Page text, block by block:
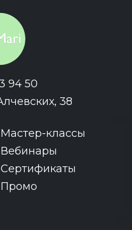
94 50
38
Мастер-классы
Вебинары
Сертификаты
Промо